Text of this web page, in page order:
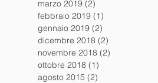
marzo 2019 (2)
febbraio 2019 (1)
gennaio 2019 (2)
dicembre 2018 (2)
novembre 2018 (2)
ottobre 2018 (1)
agosto 2015 (2)